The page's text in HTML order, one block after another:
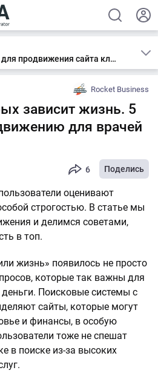
Советы SEO-специалистов для продвижения сайта клиники
Rocket Business
зависит жизнь. 5
для врачей
6 Поделись
оценивают
строгостью. В статье мы
и делимся советами,
в топ.
жизнь» появилось не просто
которые так важны для
Поисковые системы с
сайты, которые могут
и финансы, в особую
тоже не спешат
в поиске из-за высоких